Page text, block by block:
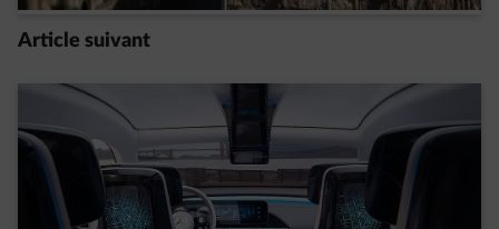
Article suivant